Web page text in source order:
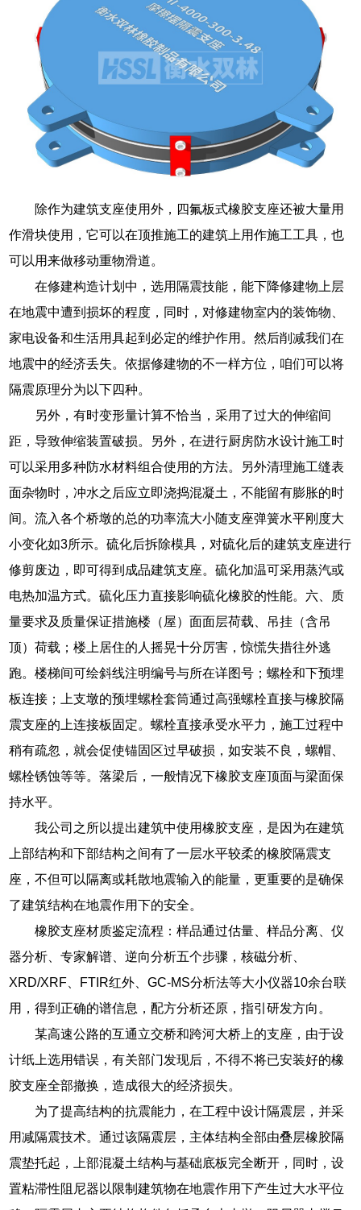
除作为建筑支座使用外，四氟板式橡胶支座还被大量用
作滑块使用，它可以在顶推施工的建筑上用作施工工具，也
可以用来做移动重物滑道。
在修建构造计划中，选用隔震技能，能下降修建物上层
在地震中遭到损坏的程度，同时，对修建物室内的装饰物、
家电设备和生活用具起到必定的维护作用。然后削减我们在
地震中的经济丢失。依据修建物的不一样方位，咱们可以将
隔震原理分为以下四种。
另外，有时变形量计算不恰当，采用了过大的伸缩间
距，导致伸缩装置破损。另外，在进行厨房防水设计施工时
可以采用多种防水材料组合使用的方法。另外清理施工缝表
面杂物时，冲水之后应立即浇捣混凝土，不能留有膨胀的时
间。流入各个桥墩的总的功率流大小随支座弹簧水平刚度大
小变化如3所示。硫化后拆除模具，对硫化后的建筑支座进行
修剪废边，即可得到成品建筑支座。硫化加温可采用蒸汽或
电热加温方式。硫化压力直接影响硫化橡胶的性能。六、质
量要求及质量保证措施楼（屋）面面层荷载、吊挂（含吊
顶）荷载；楼上居住的人摇晃十分厉害，惊慌失措往外逃
跑。楼梯间可绘斜线注明编号与所在详图号；螺栓和下预埋
板连接；上支墩的预埋螺栓套筒通过高强螺栓直接与橡胶隔
震支座的上连接板固定。螺栓直接承受水平力，施工过程中
稍有疏忽，就会促使锚固区过早破损，如安装不良，螺帽、
螺栓锈蚀等等。落梁后，一般情况下橡胶支座顶面与梁面保
持水平。
我公司之所以提出建筑中使用橡胶支座，是因为在建筑
上部结构和下部结构之间有了一层水平较柔的橡胶隔震支
座，不但可以隔离或耗散地震输入的能量，更重要的是确保
了建筑结构在地震作用下的安全。
橡胶支座材质鉴定流程：样品通过估量、样品分离、仪
器分析、专家解谱、逆向分析五个步骤，核磁分析、
XRD/XRF、FTIR红外、GC-MS分析法等大小仪器10余台联
用，得到正确的谱信息，配方分析还原，指引研发方向。
某高速公路的互通立交桥和跨河大桥上的支座，由于设
计纸上选用错误，有关部门发现后，不得不将已安装好的橡
胶支座全部撤换，造成很大的经济损失。
为了提高结构的抗震能力，在工程中设计隔震层，并采
用减隔震技术。通过该隔震层，主体结构全部由叠层橡胶隔
震垫托起，上部混凝土结构与基础底板完全断开，同时，设
置粘滞性阻尼器以限制建筑物在地震作用下产生过大水平位